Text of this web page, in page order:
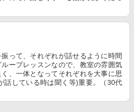
って、それぞれが話せるように時間
ープレッスンなので、教室の雰囲気
、一体となってそれぞれを大事に思
話している時は聞く等)重要。（30代